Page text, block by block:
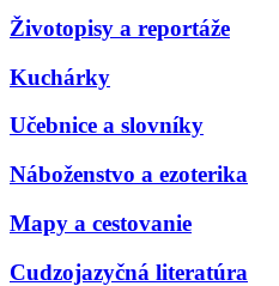
Životopisy a reportáže
Kuchárky
Učebnice a slovníky
Náboženstvo a ezoterika
Mapy a cestovanie
Cudzojazyčná literatúra